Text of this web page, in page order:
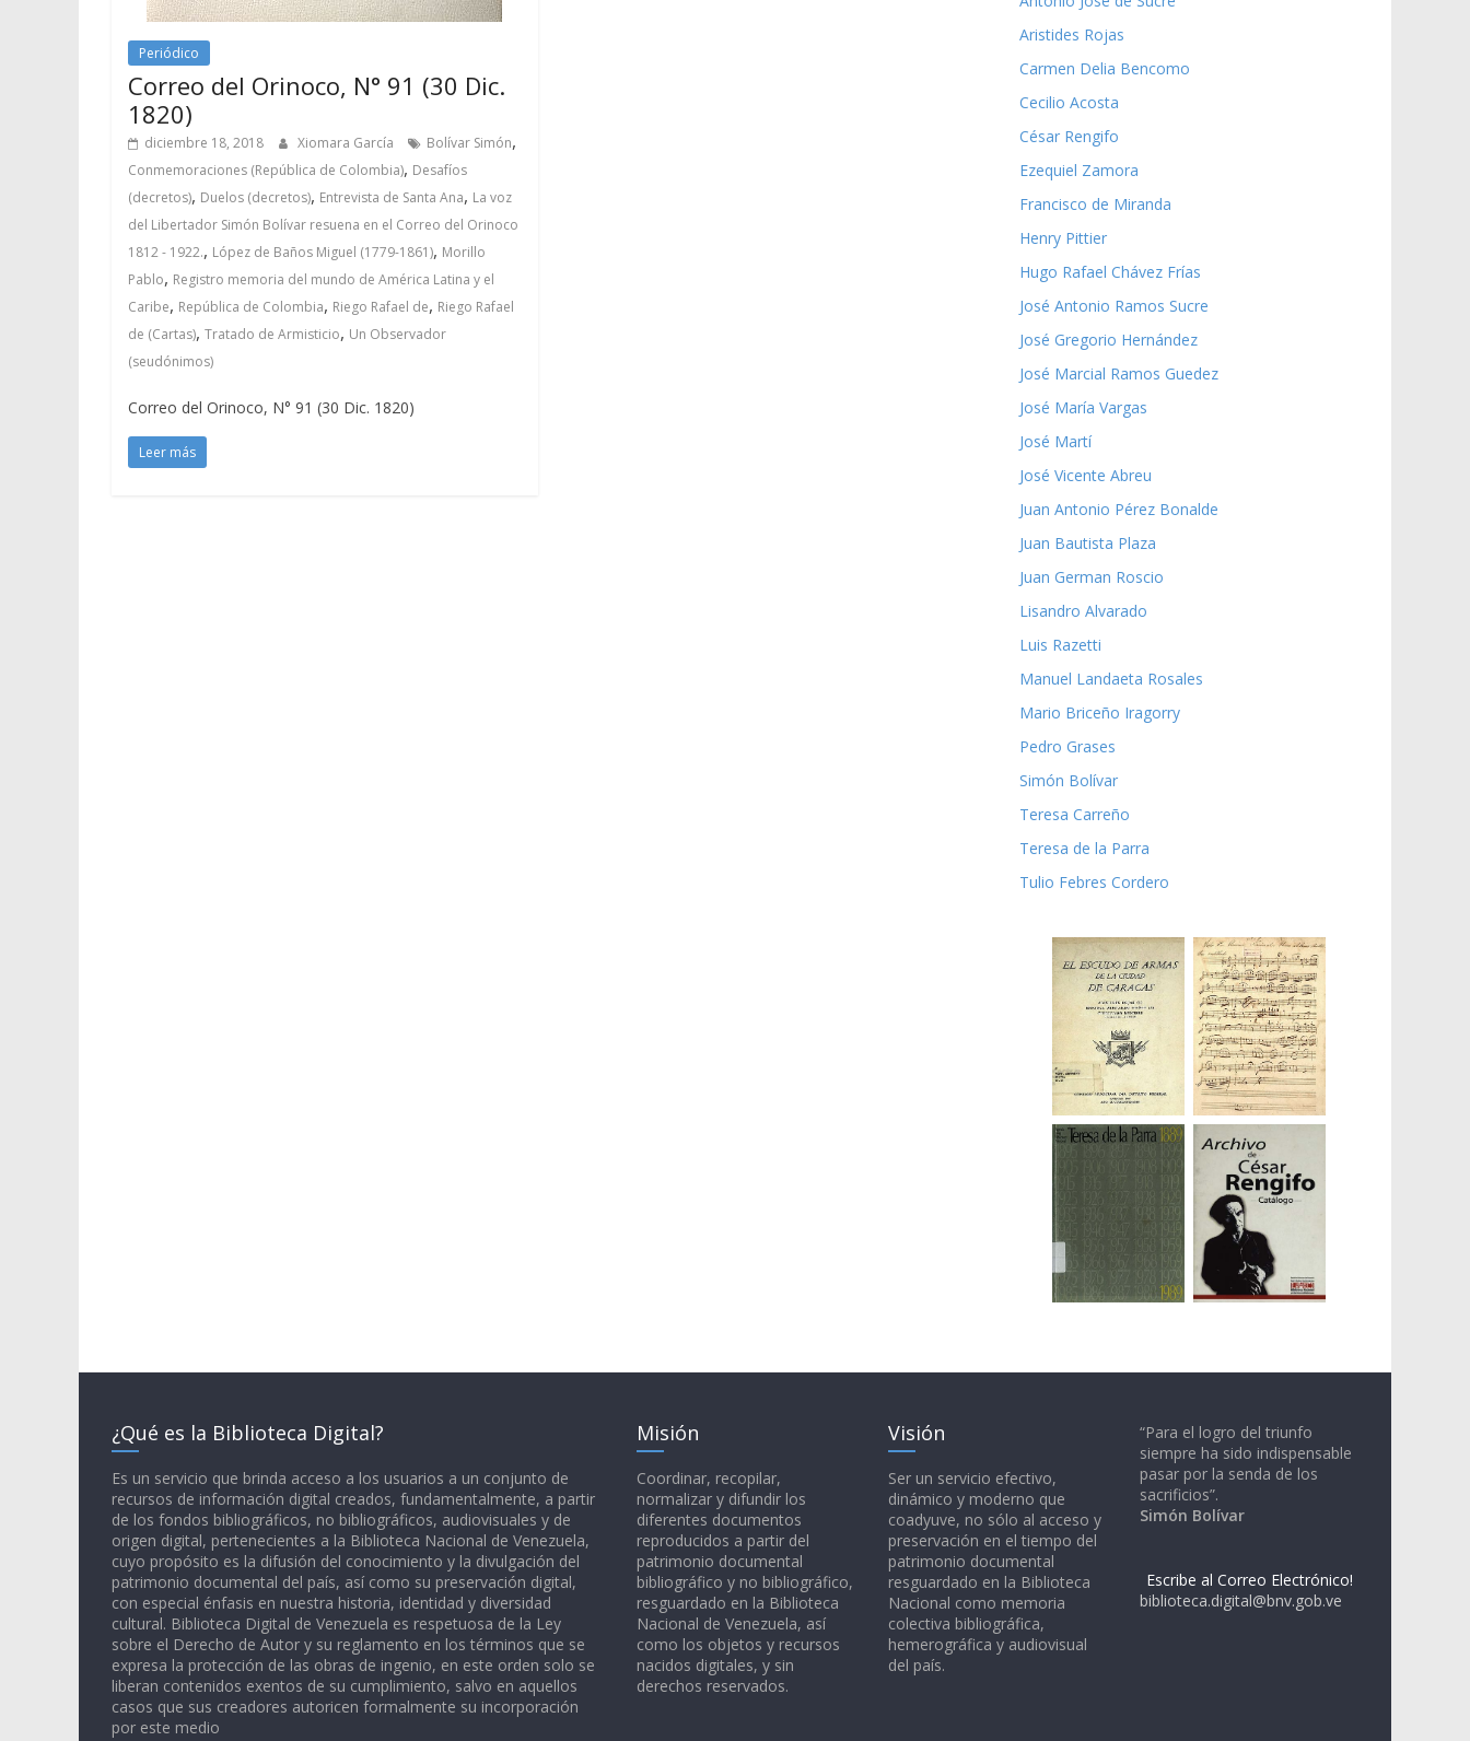
Periódico
Correo del Orinoco, N° 91 (30 Dic.
1820)
diciembre 18, 2018 Xiomara García Bolívar Simón,
Conmemoraciones (República de Colombia), Desafíos
(decretos), Duelos (decretos), Entrevista de Santa Ana, La voz
del Libertador Simón Bolívar resuena en el Correo del Orinoco
1812 - 1922., López de Baños Miguel (1779-1861), Morillo
Pablo, Registro memoria del mundo de América Latina y el
Caribe, República de Colombia, Riego Rafael de, Riego Rafael
de (Cartas), Tratado de Armisticio, Un Observador
(seudónimos)
Correo del Orinoco, N° 91 (30 Dic. 1820)
Leer más
Aristides Rojas
Carmen Delia Bencomo
Cecilio Acosta
César Rengifo
Ezequiel Zamora
Francisco de Miranda
Henry Pittier
Hugo Rafael Chávez Frías
José Antonio Ramos Sucre
José Gregorio Hernández
José Marcial Ramos Guedez
José María Vargas
José Martí
José Vicente Abreu
Juan Antonio Pérez Bonalde
Juan Bautista Plaza
Juan German Roscio
Lisandro Alvarado
Luis Razetti
Manuel Landaeta Rosales
Mario Briceño Iragorry
Pedro Grases
Simón Bolívar
Teresa Carreño
Teresa de la Parra
Tulio Febres Cordero
¿Qué es la Biblioteca Digital?
Es un servicio que brinda acceso a los usuarios a un conjunto de
recursos de información digital creados, fundamentalmente, a partir
de los fondos bibliográficos, no bibliográficos, audiovisuales y de
origen digital, pertenecientes a la Biblioteca Nacional de Venezuela,
cuyo propósito es la difusión del conocimiento y la divulgación del
patrimonio documental del país, así como su preservación digital,
con especial énfasis en nuestra historia, identidad y diversidad
cultural. Biblioteca Digital de Venezuela es respetuosa de la Ley
sobre el Derecho de Autor y su reglamento en los términos que se
expresa la protección de las obras de ingenio, en este orden solo se
liberan contenidos exentos de su cumplimiento, salvo en aquellos
casos que sus creadores autoricen formalmente su incorporación
por este medio
Misión
Coordinar, recopilar,
normalizar y difundir los
diferentes documentos
reproducidos a partir del
patrimonio documental
bibliográfico y no bibliográfico,
resguardado en la Biblioteca
Nacional de Venezuela, así
como los objetos y recursos
nacidos digitales, y sin
derechos reservados.
Visión
Ser un servicio efectivo,
dinámico y moderno que
coadyuve, no sólo al acceso y
preservación en el tiempo del
patrimonio documental
resguardado en la Biblioteca
Nacional como memoria
colectiva bibliográfica,
hemerográfica y audiovisual
del país.
“Para el logro del triunfo
siempre ha sido indispensable
pasar por la senda de los
sacrificios”.
Simón Bolívar
Escribe al Correo Electrónico!
biblioteca.digital@bnv.gob.ve